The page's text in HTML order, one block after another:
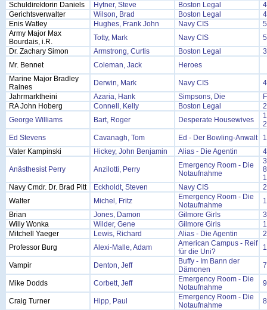
Schuldirektorin Daniels
Hytner, Steve Boston Legal
Gerichtsverwalter
Wilson, Brad Boston Legal
Enis Watley
Hughes, Frank John Navy CIS
Army Major Max
Bourdais, i.R.
Totty, Mark Navy CIS
Dr. Zachary Simon
Armstrong, Curtis Boston Legal
Mr. Bennet
Coleman, Jack
Heroes
Marine Major Bradley
Raines
Derwin, Mark Navy CIS
Jahrmarktheini
Azaria, Hank Simpsons, Die
RA John Hoberg
Connell, Kelly Boston Legal
George Williams
Bart, Roger Desperate Housewives
Ed Stevens
Cavanagh, Tom Ed - Der Bowling-Anwalt
Vater Kampinski
Hickey, John Benjamin Alias - Die Agentin
Anästhesist Perry Anzilotti, Perry
Emergency Room - Die
Notaufnahme
Navy Cmdr. Dr. Brad Pitt
Eckholdt, Steven Navy CIS
Walter
Michel, Fritz
Emergency Room - Die
Notaufnahme
Brian
Jones, Damon Gilmore Girls
Willy Wonka
Wilder, Gene Gilmore Girls
Mitchell Yaeger
Lewis, Richard Alias - Die Agentin
Professor Burg
Alexi-Malle, Adam
American Campus - Reif
für die Uni?
Vampir Denton, Jeff
Buffy - Im Bann der
Dämonen
Mike Dodds Corbett, Jeff
Emergency Room - Die
Notaufnahme
Craig Turner Hipp, Paul
Emergency Room - Die
Notaufnahme